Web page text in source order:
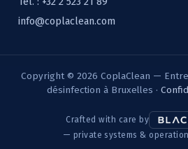
info@coplaclean.com
Copyright © 2026 CoplaClean —
désinfection à Bruxelles ·
Crafted with care by
— private systems &